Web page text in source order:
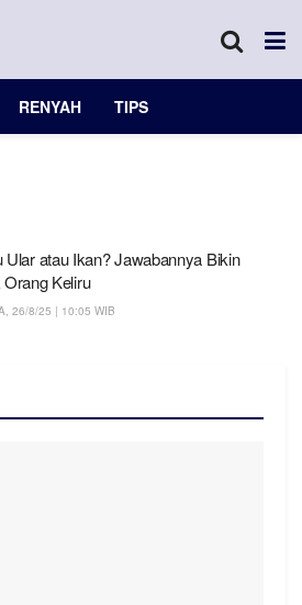
RENYAH TIPS
Ular atau Ikan? Jawabannya Bikin
Keliru
26/8/25 | 10:05 WIB